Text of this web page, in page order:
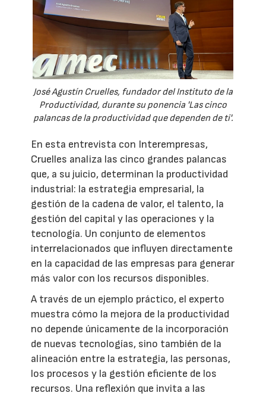
José Agustín Cruelles, fundador del Instituto de la
Productividad, durante su ponencia 'Las cinco
palancas de la productividad que dependen de ti'.
En esta entrevista con Interempresas,
Cruelles analiza las cinco grandes palancas
que, a su juicio, determinan la productividad
industrial: la estrategia empresarial, la
gestión de la cadena de valor, el talento, la
gestión del capital y las operaciones y la
tecnología. Un conjunto de elementos
interrelacionados que influyen directamente
en la capacidad de las empresas para generar
más valor con los recursos disponibles.
A través de un ejemplo práctico, el experto
muestra cómo la mejora de la productividad
no depende únicamente de la incorporación
de nuevas tecnologías, sino también de la
alineación entre la estrategia, las personas,
los procesos y la gestión eficiente de los
recursos. Una reflexión que invita a las